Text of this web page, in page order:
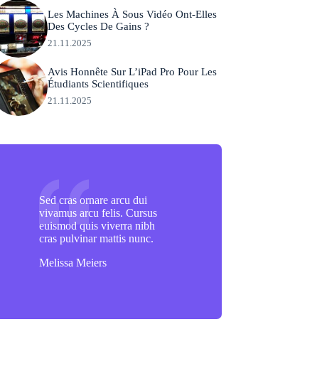
Les Machines À Sous Vidéo Ont-Elles
Des Cycles De Gains ?
21.11.2025
Avis Honnête Sur L’iPad Pro Pour Les
Étudiants Scientifiques
21.11.2025
Sed cras ornare arcu dui
vivamus arcu felis. Cursus
euismod quis viverra nibh
cras pulvinar mattis nunc.
Melissa Meiers